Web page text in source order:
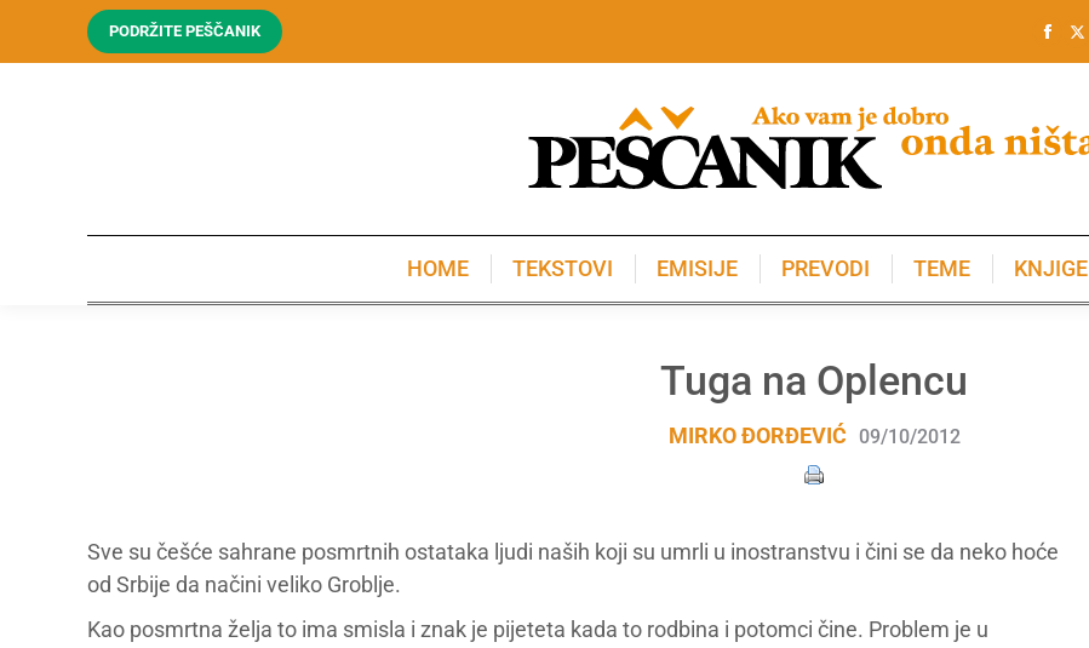
PODRŽITE PEŠČANIK
HOME TEKSTOVI EMISIJE PREVODI TEME KNJIGE
Tuga na Oplencu
MIRKO ĐORĐEVIĆ 09/10/2012
Sve su češće sahrane posmrtnih ostataka ljudi naših koji su umrli u inostranstvu i čini se da neko hoće
od Srbije da načini veliko Groblje.
Kao posmrtna želja to ima smisla i znak je pijeteta kada to rodbina i potomci čine. Problem je u
KNJIGE